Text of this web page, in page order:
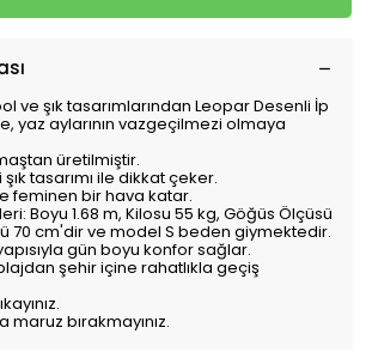
ve şık tasarımlarından Leopar Desenli İp
yaz aylarının vazgeçilmezi olmaya
üretilmiştir.
tasarımı ile dikkat çeker.
feminen bir hava katar.
Boyu 1.68 m, Kilosu 55 kg, Göğüs Ölçüsü
70 cm'dir ve model S beden giymektedir.
gün boyu konfor sağlar.
şehir içine rahatlıkla geçiş
maruz bırakmayınız.